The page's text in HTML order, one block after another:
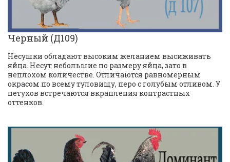
Черный (Д109)
Несушки обладают высоким желанием высиживать
яйца. Несут небольшие по размеру яйца, зато в
неплохом количестве. Отличаются равномерным
окрасом по всему туловищу, перо с голубым отливом. У
петухов встречаются вкрапления контрастных
оттенков.